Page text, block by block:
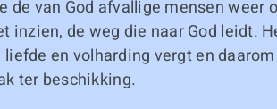
van God afvallige mensen weer
inzien, de weg die naar God leidt.
en volharding vergt en
ter beschikking.